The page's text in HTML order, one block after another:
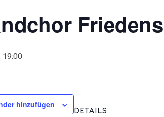
19:00
hinzufügen
DETAILS